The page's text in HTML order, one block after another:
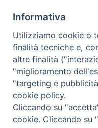
Redazione
Scrivici
Copyright ©
Trentina Editrice
Informativa
Utilizziamo cookie o
finalità tecniche e,
altre finalità
"miglioramento
"targeting e
cookie policy.
Cliccando su
cookie. Cliccando su